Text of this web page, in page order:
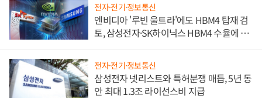
전자·전기·정보통신
엔비디아 '루빈 울트라'에도 HBM4 탑재 검
토, 삼성전자·SK하이닉스 HBM4 수율에 주
전자·전기·정보통신
삼성전자 넷리스트와 특허분쟁 매듭, 5년 동
안 최대 1.3조 라이선스비 지급